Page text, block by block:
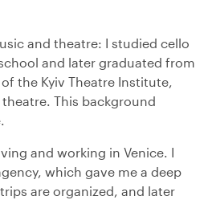
and theatre: I studied cello
and later graduated from
the Kyiv Theatre Institute,
This background
and working in Venice. I
which gave me a deep
are organized, and later